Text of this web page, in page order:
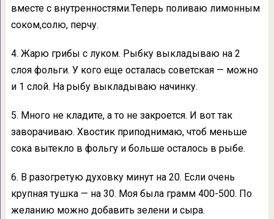
вместе с внутренностями.Теперь поливаю лимонным
соком,солю, перчу.
4. Жарю грибы с луком. Рыбку выкладываю на 2
слоя фольги. У кого еще осталась советская — можно
и 1 слой. На рыбу выкладываю начинку.
5. Много не кладите, а то не закроется. И вот так
заворачиваю. Хвостик приподнимаю, чтоб меньше
сока вытекло в фольгу и больше осталось в рыбе.
6. В разогретую духовку минут на 20. Если очень
крупная тушка — на 30. Моя была грамм 400-500. По
желанию можно добавить зелени и сыра.